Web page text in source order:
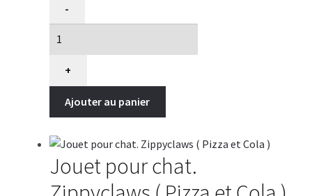
Jouet
chat.
Zippyclaws
Taco
et
Burrito
)
-
+
Ajouter au panier
Jouet pour chat.